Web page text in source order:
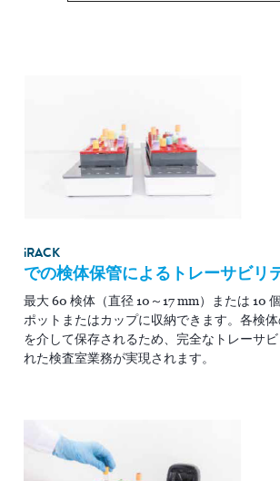
iRACK
での検体保管によるトレーサビリ
最大 60 検体（直径 10～17 mm）または 10
ポットまたはカップに収納できます。各検
を介して保存されるため、完全なトレーサ
れた検査室業務が実現されます。